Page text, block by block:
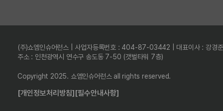
(주)쇼엠인슈어런스 | 사업자등록번호 : 404-87-03442 | 대표이사 : 강경준
주소 : 인천광역시 연수구 송도동 7-50 (갯벌타워 7층)
Copyright 2025. 쇼엠인슈어런스 all rights reserved.
[개인정보처리방침][필수안내사항]